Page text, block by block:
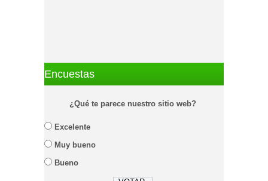
Encuestas
¿Qué te parece nuestro sitio web?
Excelente
Muy bueno
Bueno